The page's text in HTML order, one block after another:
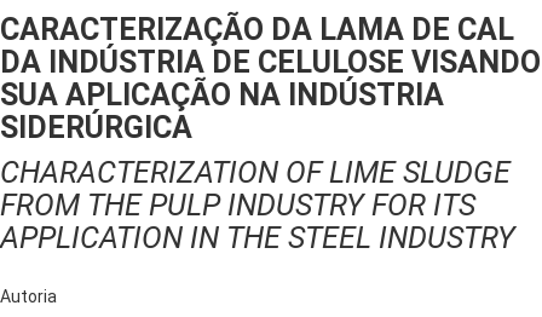
CARACTERIZAÇÃO DA LAMA DE CAL
DA INDÚSTRIA DE CELULOSE VISANDO
SUA APLICAÇÃO NA INDÚSTRIA
SIDERÚRGICA
CHARACTERIZATION OF LIME SLUDGE
FROM THE PULP INDUSTRY FOR ITS
APPLICATION IN THE STEEL INDUSTRY
Autoria